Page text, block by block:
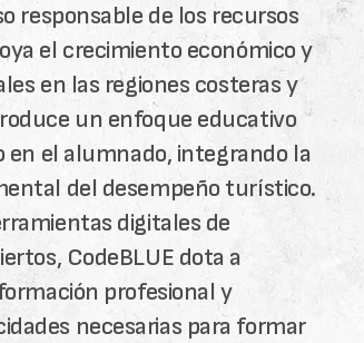
responsable de los recursos
el crecimiento económico y
en las regiones costeras y
un enfoque educativo
el alumnado, integrando la
del desempeño turístico.
digitales de
CodeBLUE dota a
profesional y
necesarias para formar